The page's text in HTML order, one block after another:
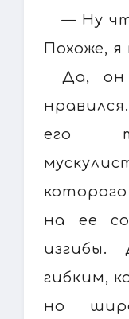
— Ну
Похоже,
Да, он
его
на ее
изгибы.
гибким,
но